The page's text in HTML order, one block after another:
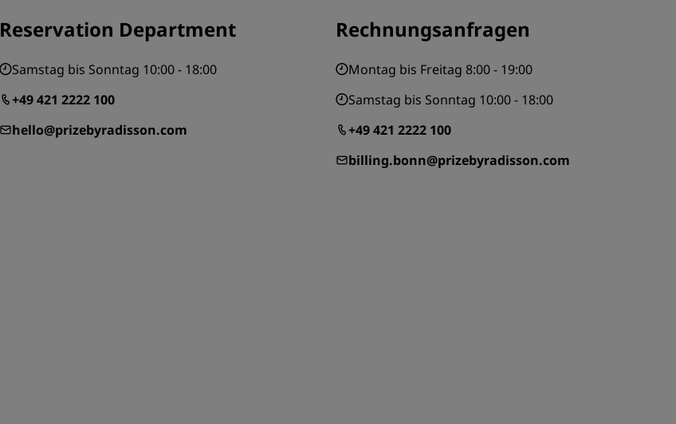
Reservation Department
Samstag bis Sonntag 10:00 - 18:00
+49 421 2222 100
hello@prizebyradisson.com
Rechnungsanfragen
Montag bis Freitag 8:00 - 19:00
Samstag bis Sonntag 10:00 - 18:00
+49 421 2222 100
billing.bonn@prizebyradisson.com